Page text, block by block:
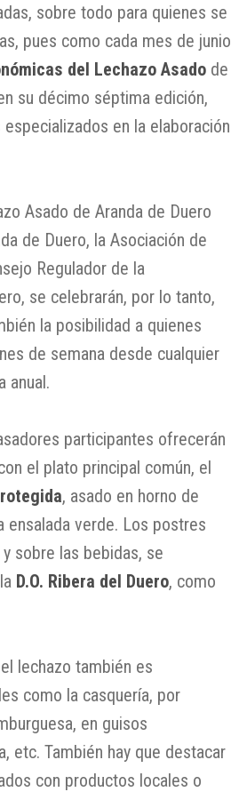
sobre todo para quienes se
pues como cada mes de junio
del Lechazo Asado de
su décimo séptima edición,
en la elaboración
Asado de Aranda de Duero
de Duero, la Asociación de
Regulador de la
se celebrarán, por lo tanto,
la posibilidad a quienes
de semana desde cualquier
anual.
participantes ofrecerán
el plato principal común, el
, asado en horno de
ensalada verde. Los postres
sobre las bebidas, se
D.O. Ribera del Duero, como
lechazo también es
como la casquería, por
en guisos
etc. También hay que destacar
con productos locales o